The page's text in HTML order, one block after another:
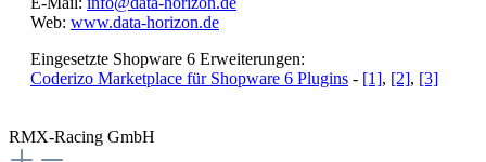
Web: www.data-horizon.de
Eingesetzte Shopware 6 Erweiterungen:
Coderizo Marketplace für Shopware 6 Plugins - [1], [2], [3]
RMX-Racing GmbH